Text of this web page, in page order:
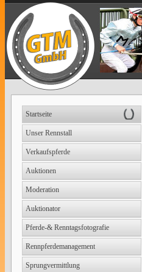
Startseite
Unser Rennstall
Verkaufspferde
Auktionen
Moderation
Auktionator
Pferde-& Renntagsfotografie
Rennpferdemanagement
Sprungvermittlung